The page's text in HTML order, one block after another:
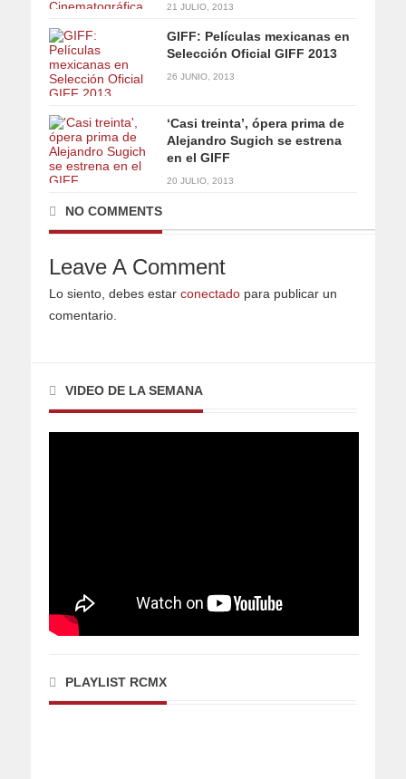
21 JULIO, 2013
GIFF: Películas mexicanas en
Selección Oficial GIFF 2013
26 JUNIO, 2013
‘Casi treinta’, ópera prima de
Alejandro Sugich se estrena
en el GIFF
20 JULIO, 2013
NO COMMENTS
Leave A Comment
Lo siento, debes estar conectado para publicar un
comentario.
VIDEO DE LA SEMANA
PLAYLIST RCMX